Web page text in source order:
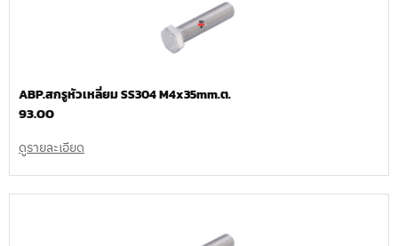
ABP.สกรูหัวเหลี่ยม SS304 M4x35mm.ต.
93.00
ดูรายละเอียด